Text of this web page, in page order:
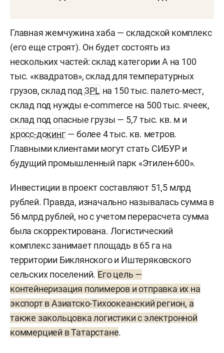
Главная жемчужина хаба — складской комплекс
(его еще строят). Он будет состоять из
нескольких частей: склад категории А на 100
тыс. «квадратов», склад для температурных
грузов, склад под 3PL на 150 тыс. палето-мест,
склад под нужды e-commerce на 500 тыс. ячеек,
склад под опасные грузы — 5,7 тыс. кв. м и
кросс-докинг — более 4 тыс. кв. метров.
Главными клиентами могут стать СИБУР и
будущий промышленный парк «Этилен-600».
Инвестиции в проект составляют 51,5 млрд
рублей. Правда, изначально называлась сумма в
56 млрд рублей, но с учетом перерасчета сумма
была скорректирована. Логистический
комплекс занимает площадь в 65 га на
территории Биклянского и Иштеряковского
сельских поселений. Его цель —
контейнеризация полимеров и отправка их на
экспорт в Азиатско-Тихоокеанский регион, а
также закольцовка логистики с электронной
коммерцией в Татарстане.